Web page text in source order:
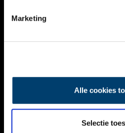
Marketing
Alle cookies
Selectie
NIEUWS
KALENDER
ACTIVITEITEN